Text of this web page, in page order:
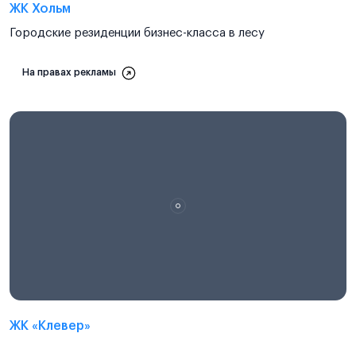
ЖК Хольм
Городские резиденции бизнес-класса в лесу
На правах рекламы
ЖК «Клевер»